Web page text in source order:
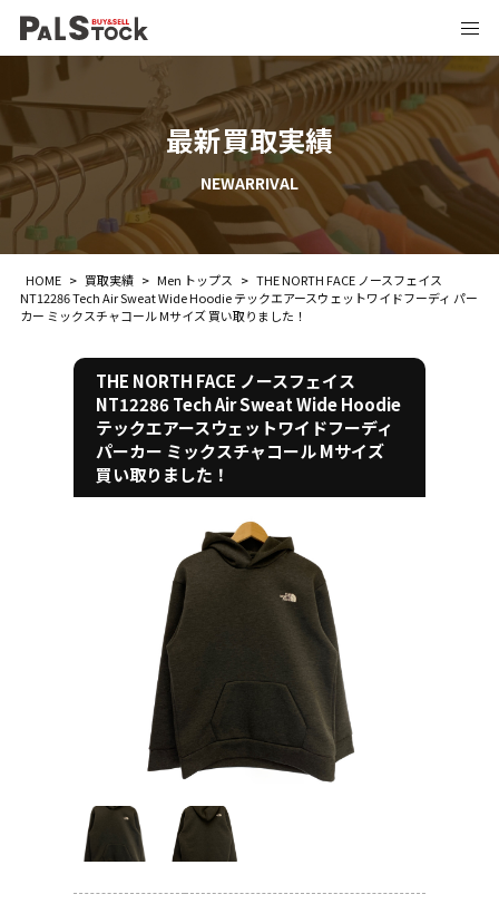
最新買取実績
NEWARRIVAL
HOME > 買取実績 > Men トップス > THE NORTH FACE ノースフェイス
NT12286 Tech Air Sweat Wide Hoodie テックエアースウェットワイドフーディ パー
カー ミックスチャコール Mサイズ 買い取りました！
THE NORTH FACE ノースフェイス
NT12286 Tech Air Sweat Wide Hoodie
テックエアースウェットワイドフーディ
パーカー ミックスチャコール Mサイズ
買い取りました！